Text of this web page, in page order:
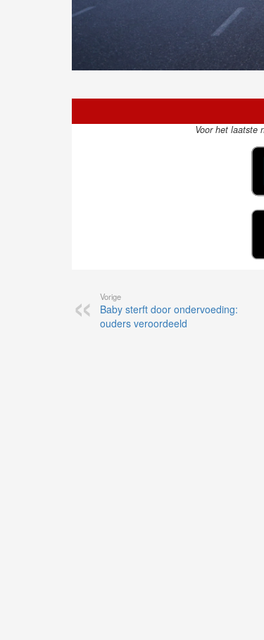
Voor het laatste
Vorige
Baby sterft door ondervoeding:
ouders veroordeeld